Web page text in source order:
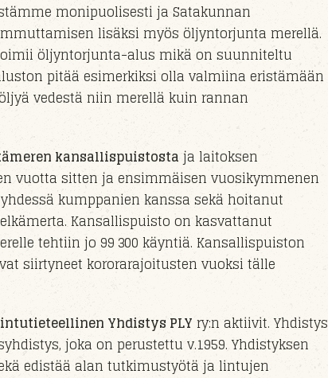
monipuolisesti ja Satakunnan
lisäksi myös öljyntorjunta merellä.
öljyntorjunta-alus mikä on suunniteltu
pitää esimerkiksi olla valmiina eristämään
vedestä niin merellä kuin rannan
kansallispuistosta ja laitoksen
vuotta sitten ja ensimmäisen vuosikymmenen
kumppanien kanssa sekä hoitanut
Kansallispuisto on kasvattanut
tehtiin jo 99 300 käyntiä. Kansallispuiston
siirtyneet kororarajoitusten vuoksi tälle
Yhdistys PLY ry:n aktiivit. Yhdistys
joka on perustettu v.1959. Yhdistyksen
edistää alan tutkimustyötä ja lintujen